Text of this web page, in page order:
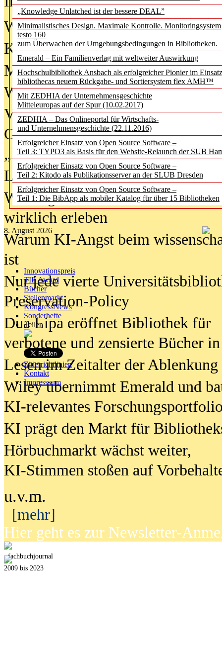
„Knowledge Unlatched ist der bessere DEAL”
Minimalistisches Design. Maximale Kontrolle. Monitoringsystem
testo 160
zum Überwachen der Umgebungsbedingungen in Bibliotheken.
Emerald – Ein Familienverlag mit weltweiter Auswirkung
Hochschulbibliothek Ansbach als erfolgreicher Pionier im
bibliothecas neuem Rückgabe- und Sortiersystem flex AMH™
Mit ZEDHIA der Unternehmensgeschichte
Mitteleuropas auf der Spur (10.02.2017)
ZEDHIA – Das Onlineportal für Wirtschafts-
und Unternehmensgeschichte (22.11.2016)
Erfolgreicher Einsatz von Open Source Software –
Teil 3: TYPO3 als Basis für den Website-Relaunch der SUB
Erfolgreicher Einsatz von Open Source Software –
Teil 2: Kitodo als Publikationsserver an der SLUB Dresden
Erfolgreicher Einsatz von Open Source Software –
Teil 1: Die BibApp als mobiler Katalog für über 15 Bibliotheken
8. August 2026
Innovationspreis
TIP Award
Bücher
Stellenmarkt
KongressNews
Sonderhefte
Teilen
Zitierrichtlinien
Kontakt
Impresssum
Was Hochschul­bibliotheken von
Kinder in der digitalen Welt
Metadaten als Infrastruktur
Wenn Bots katalogisieren
Von Abschlusskleidern bis
Geisterjagd-Ausrüstung in der
„Library of Things“ unterwegs
Lesen als Infrastrukturaufgabe
Wie Jugendliche Social Media
wirklich erleben
Warum KI-Angst beim
ist
Nur jede vierte
Preservation-Policy
Dua Lipa eröffnet Bibliothek für
verbotene und zensierte Bücher
Lesen im Zeitalter der Ablenkung
Wiley übernimmt Emerald und
KI-relevantes
KI prägt den Markt für
Hörbuchmarkt wächst weiter,
KI-Stimmen stoßen auf
u.v.m.
[mehr]
Hier geht es zur Newsletter-
fachbuchjournal
2009 bis 2023